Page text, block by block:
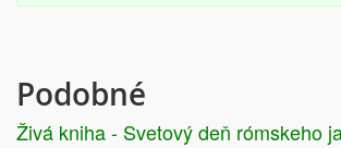
Podobné
Živá kniha - Svetový deň rómskeho